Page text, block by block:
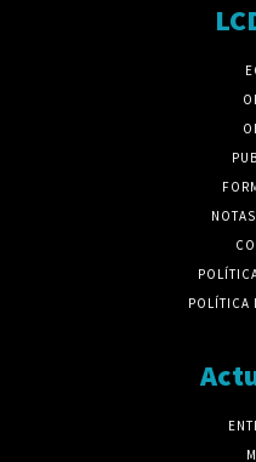
POLÍTICA